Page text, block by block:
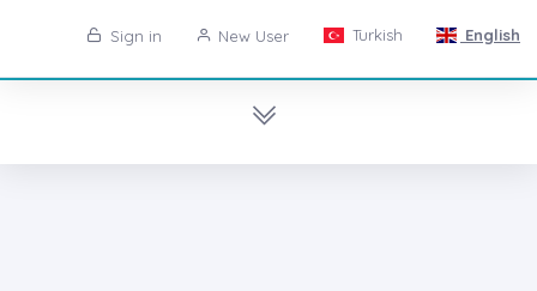
Sign in New User Turkish English